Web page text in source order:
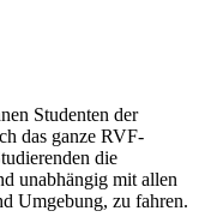
Studenten der
das ganze RVF-
die
unabhängig mit allen
Umgebung, zu fahren.